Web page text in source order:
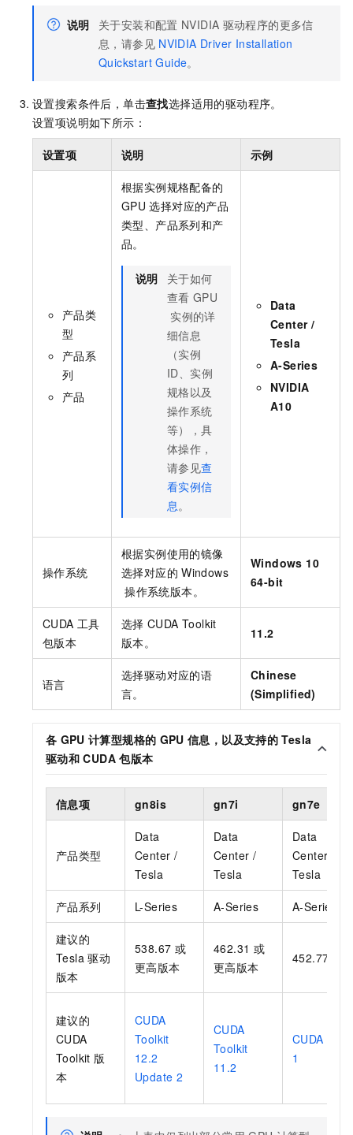
说明 关于安装和配置 NVIDIA 驱动程序的更多信
息，请参见 NVIDIA Driver Installation
Quickstart Guide。
设置搜索条件后，单击查找选择适用的驱动程序。
设置项说明如下所示：
设置项 说明 示例
产品类
型
产品系
列
产品
根据实例规格配备的
GPU 选择对应的产品
类型、产品系列和产
品。
说明
关于如何
查看 GPU
实例的详
细信息
（实例
ID、实例
规格以及
操作系统
等），具
体操作，
请参见查
看实例信
息 。
Data
Center /
Tesla
A-Series
NVIDIA
A10
操作系统
根据实例使用的镜像
选择对应的 Windows
操作系统版本。
Windows 10
64-bit
CUDA 工具
包版本
选择 CUDA Toolkit
版本。
11.2
语言
选择驱动对应的语
言。
Chinese
(Simplified)
各 GPU 计算型规格的 GPU 信息，以及支持的 Tesla
驱动和 CUDA 包版本
信息项 gn8is gn7i gn7e
产品类型
Data
Center /
Tesla
Data
Center /
Tesla
Data
Center /
Tesla
产品系列 L-Series A-Series A-Series
建议的
Tesla 驱动
版本
538.67 或
更高版本
462.31 或
更高版本
452.77
建议的
CUDA
Toolkit 版
本
CUDA
Toolkit
12.2
Update 2
CUDA
Toolkit
11.2
CUDA
1